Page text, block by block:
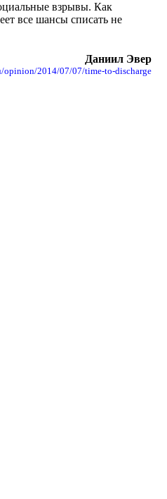
взрывы. Как
все шансы списать не
Даниил Эвер
opinion/2014/07/07/time-to-discharge